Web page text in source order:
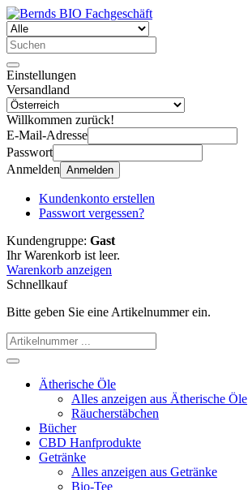
Einstellungen
Versandland
Willkommen zurück!
E-Mail-Adresse
Passwort
Anmelden Anmelden
Kundenkonto erstellen
Passwort vergessen?
Kundengruppe: Gast
Ihr Warenkorb ist leer.
Warenkorb anzeigen
Schnellkauf
Bitte geben Sie eine Artikelnummer ein.
Ätherische Öle
Alles anzeigen aus Ätherische Öle
Räucherstäbchen
Bücher
CBD Hanfprodukte
Getränke
Alles anzeigen aus Getränke
Bio-Tee